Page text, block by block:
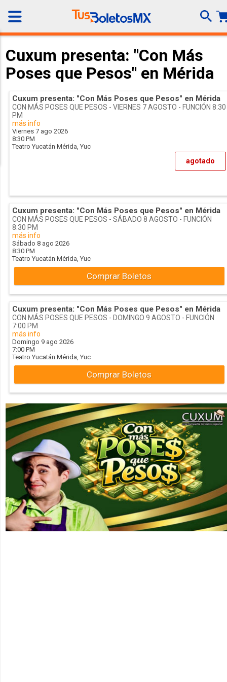
Cuxum presenta: "Con Más
Poses que Pesos" en Mérida
Cuxum presenta: "Con Más Poses que Pesos" en Mérida
CON MÁS POSES QUE PESOS - VIERNES 7 AGOSTO - FUNCIÓN 8:30
PM
más info
Viernes 7 ago 2026
8:30 PM
Teatro Yucatán Mérida, Yuc
agotado
Cuxum presenta: "Con Más Poses que Pesos" en Mérida
CON MÁS POSES QUE PESOS - SÁBADO 8 AGOSTO - FUNCIÓN
8:30 PM
más info
Sábado 8 ago 2026
8:30 PM
Teatro Yucatán Mérida, Yuc
Comprar Boletos
Cuxum presenta: "Con Más Poses que Pesos" en Mérida
CON MÁS POSES QUE PESOS - DOMINGO 9 AGOSTO - FUNCIÓN
7:00 PM
más info
Domingo 9 ago 2026
7:00 PM
Teatro Yucatán Mérida, Yuc
Comprar Boletos